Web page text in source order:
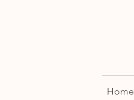
Home